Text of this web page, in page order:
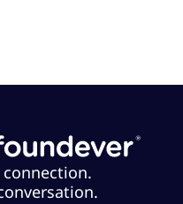
connection.